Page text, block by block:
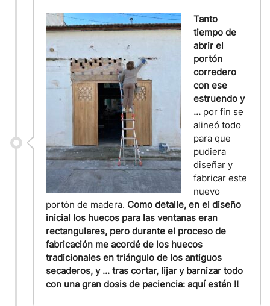
Tanto
tiempo de
abrir el
portón
corredero
con ese
estruendo y
... por fin se
alineó todo
para que
pudiera
diseñar y
fabricar este
nuevo
portón de madera. Como detalle, en el diseño
inicial los huecos para las ventanas eran
rectangulares, pero durante el proceso de
fabricación me acordé de los huecos
tradicionales en triángulo de los antiguos
secaderos, y ... tras cortar, lijar y barnizar todo
con una gran dosis de paciencia: aquí están !!